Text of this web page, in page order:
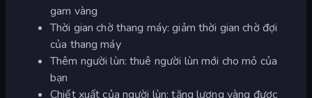
gam vàng
Thời gian chờ thang máy: giảm thời gian chờ đợi
của thang máy
Thêm người lùn: thuê người lùn mới cho mỏ của
bạn
Chiết xuất của người lùn: tăng lượng vàng được